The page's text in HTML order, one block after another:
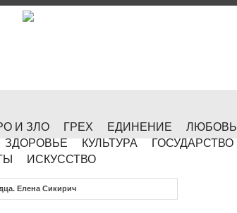
И ЗЛО ГРЕХ ЕДИНЕНИЕ ЛЮБОВЬ
ЗДОРОВЬЕ КУЛЬТУРА ГОСУДАРСТВО
ИСКУССТВО
Елена Сикирич